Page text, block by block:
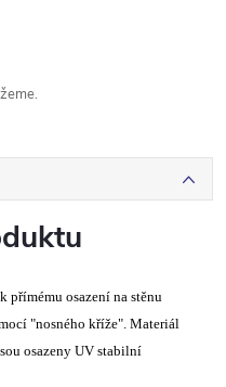
přímému osazení na stěnu
"nosného kříže". Materiál
osazeny UV stabilní